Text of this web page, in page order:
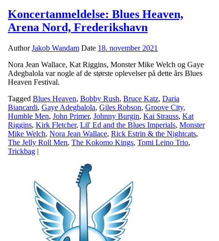
Koncertanmeldelse: Blues Heaven,
Arena Nord, Frederikshavn
AuthorJakob Wandam Date 18. november 2021
Nora Jean Wallace, Kat Riggins, Monster Mike Welch og Gaye
Adegbalola var nogle af de største oplevelser på dette års Blues
Heaven Festival.
Tagged Blues Heaven, Bobby Rush, Bruce Katz, Daria
Biancardi, Gaye Adegbalola, Giles Robson, Groove City,
Humble Men, John Primer, Johnny Burgin, Kai Strauss, Kat
Riggins, Kirk Fletcher, Lil' Ed and the Blues Imperials, Monster
Mike Welch, Nora Jean Wallace, Rick Estrin & the Nightcats,
The Jelly Roll Men, The Kokomo Kings, Tomi Leino Trio,
Trickbag |